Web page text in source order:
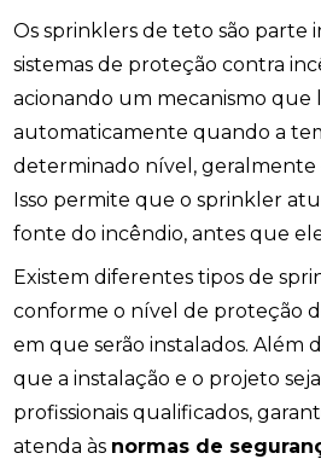
Os sprinklers de teto são parte
sistemas de proteção contra
acionando um mecanismo que
automaticamente quando a
determinado nível, geralmente
Isso permite que o sprinkler
fonte do incêndio, antes que
Existem diferentes tipos de
conforme o nível de proteção
em que serão instalados. Além
que a instalação e o projeto
profissionais qualificados,
atenda às normas de